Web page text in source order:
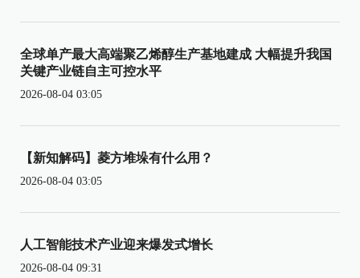
全球单产最大高端聚乙烯醇生产基地建成 大幅提升我国
关键产业链自主可控水平
2026-08-04 03:05
【新知解码】菱方堆垛有什么用？
2026-08-04 03:05
人工智能技术产业迎来爆发式增长
2026-08-04 09:31